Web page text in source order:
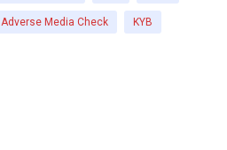
Adverse Media Check KYB